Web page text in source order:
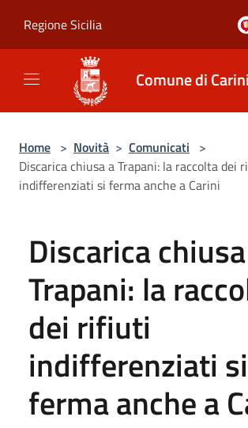
Regione Sicilia
Comune di Carini
Home > Novità > Comunicati >
Discarica chiusa a Trapani: la raccolta dei
indifferenziati si ferma anche a Carini
Discarica
Trapani: la
dei rifiuti
indifferenziati si
ferma anche a